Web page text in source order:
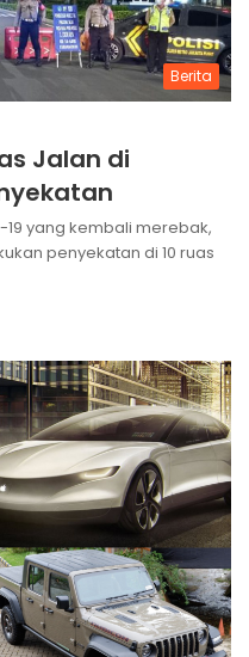
Berita
Jalan di
yang kembali merebak,
penyekatan di 10 ruas